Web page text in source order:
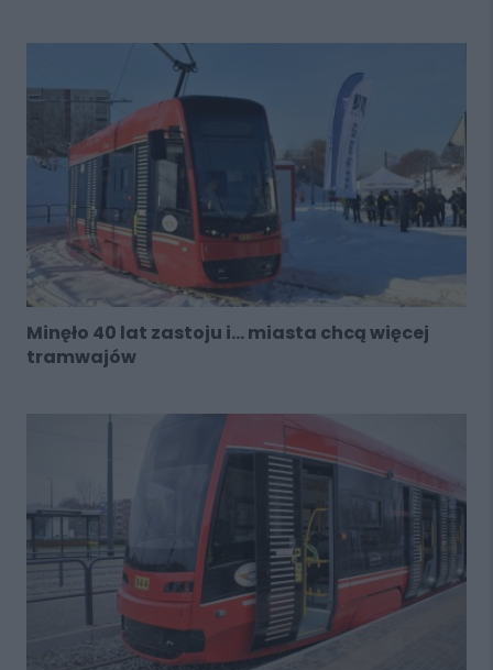
Minęło 40 lat zastoju i... miasta chcą więcej
tramwajów